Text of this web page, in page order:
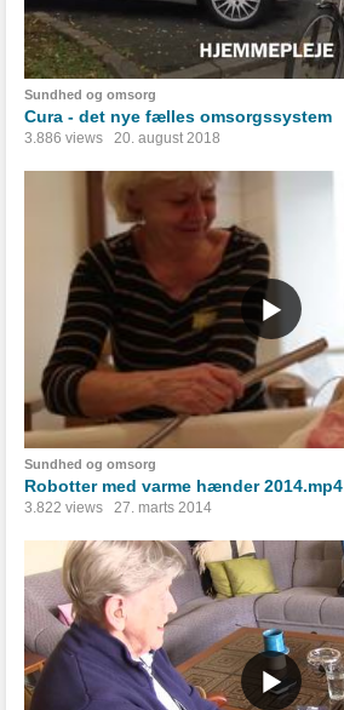
Sundhed og omsorg
Cura - det nye fælles omsorgssystem
3.886 views 20. august 2018
Sundhed og omsorg
Robotter med varme hænder 2014.mp4
3.822 views 27. marts 2014